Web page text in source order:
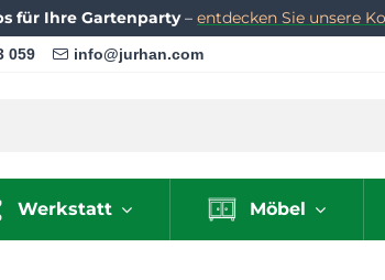
für Ihre Gartenparty– entdecken Sie unsere
059 info@jurhan.com
Werkstatt Möbel